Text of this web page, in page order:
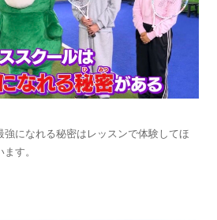
強になれる秘密はレッスンで体験してほ
す。